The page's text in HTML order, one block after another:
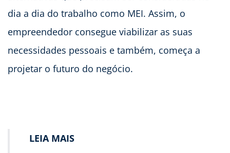
dia a dia do trabalho como MEI. Assim, o
empreendedor consegue viabilizar as suas
necessidades pessoais e também, começa a
projetar o futuro do negócio.
LEIA MAIS